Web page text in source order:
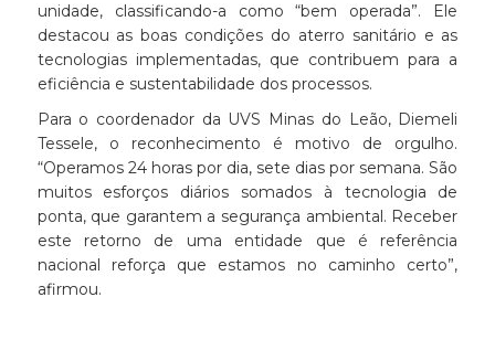
unidade, classificando-a como “bem operada”. Ele
destacou as boas condições do aterro sanitário e as
tecnologias implementadas, que contribuem para a
eficiência e sustentabilidade dos processos.
Para o coordenador da UVS Minas do Leão, Diemeli
Tessele, o reconhecimento é motivo de orgulho.
“Operamos 24 horas por dia, sete dias por semana. São
muitos esforços diários somados à tecnologia de
ponta, que garantem a segurança ambiental. Receber
este retorno de uma entidade que é referência
nacional reforça que estamos no caminho certo”,
afirmou.